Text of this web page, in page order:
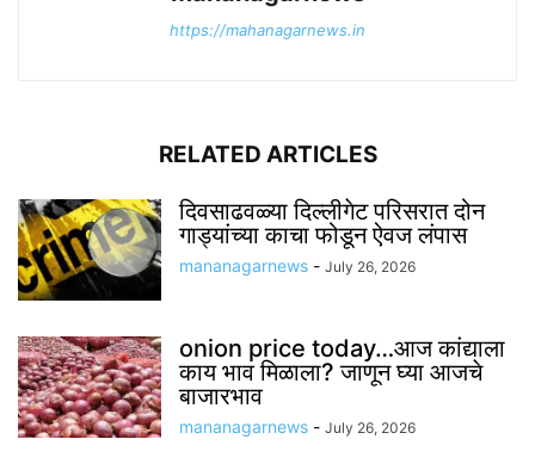
https://mahanagarnews.in
RELATED ARTICLES
दिवसाढवळ्या दिल्लीगेट परिसरात दोन
गाड्यांच्या काचा फोडून ऐवज लंपास
mananagarnews - July 26, 2026
onion price today…आज कांद्याला
काय भाव मिळाला? जाणून घ्या आजचे
बाजारभाव
mananagarnews - July 26, 2026